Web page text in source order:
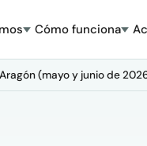
Cómo funciona
(mayo y junio de